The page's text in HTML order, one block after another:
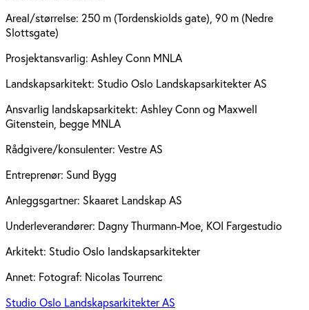
Areal/størrelse: 250 m (Tordenskiolds gate), 90 m (Nedre
Slottsgate)
Prosjektansvarlig: Ashley Conn MNLA
Landskapsarkitekt: Studio Oslo Landskapsarkitekter AS
Ansvarlig landskapsarkitekt: Ashley Conn og Maxwell
Gitenstein, begge MNLA
Rådgivere/konsulenter: Vestre AS
Entreprenør: Sund Bygg
Anleggsgartner: Skaaret Landskap AS
Underleverandører: Dagny Thurmann-Moe, KOI Fargestudio
Arkitekt: Studio Oslo landskapsarkitekter
Annet: Fotograf: Nicolas Tourrenc
Studio Oslo Landskapsarkitekter AS